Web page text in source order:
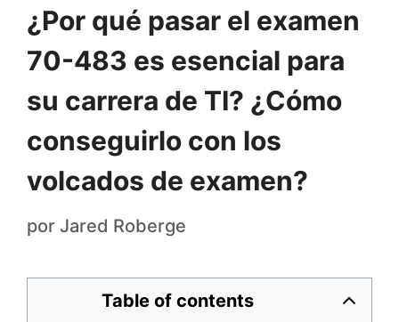
¿Por qué pasar el examen
70-483 es esencial para
su carrera de TI? ¿Cómo
conseguirlo con los
volcados de examen?
por Jared Roberge
Table of contents